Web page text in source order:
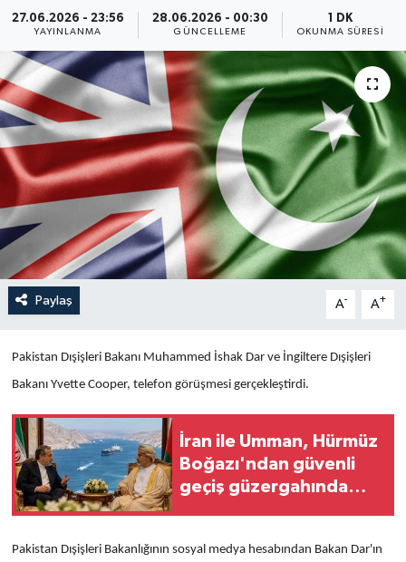
27.06.2026 - 23:56
YAYINLANMA
28.06.2026 - 00:30
GÜNCELLEME
1 DK
OKUNMA SÜRESI
Paylaş A- A+
Pakistan Dışişleri Bakanı Muhammed İshak Dar ve İngiltere Dışişleri
Bakanı Yvette Cooper, telefon görüşmesi gerçekleştirdi.
İran ile Umman, Hürmüz
Boğazı'ndan güvenli
geçiş güzergahında
Pakistan Dışişleri Bakanlığının sosyal medya hesabından Bakan Dar'ın
Spor
Yaşam
Anali̇z
Bi̇li̇m & Teknoloji̇
Dünya
Eği̇ti̇m